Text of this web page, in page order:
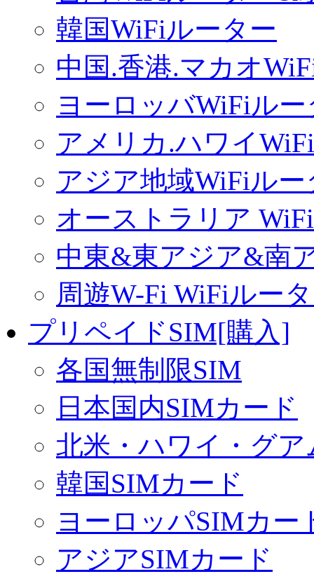
韓国WiFiルーター
中国.香港.マカオ
ヨーロッバWiFiルー
アメリカ.ハワイ
アジア地域WiFiルー
オーストラリア
中東&東アジア&南
周遊W-Fi WiFiルー
プリペイドSIM[購入]
各国無制限SIM
日本国内SIMカード
北米・ハワイ・グ
韓国SIMカード
ヨーロッパSIMカー
アジアSIMカード